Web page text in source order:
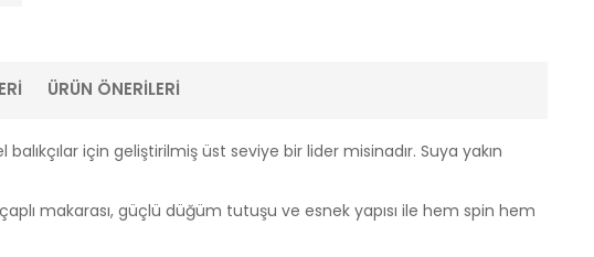
ÜRÜN ÖNERILERI
için geliştirilmiş üst seviye bir lider misinadır. Suya yakın
makarası, güçlü düğüm tutuşu ve esnek yapısı ile hem spin hem